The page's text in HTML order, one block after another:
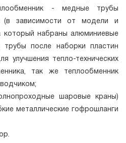
- медные трубы
зависимости от модели и
который набраны алюминиевые
после наборки пластин
улучшения тепло-технических
так же теплообменник
шаровые краны)
металлические гофрошланги